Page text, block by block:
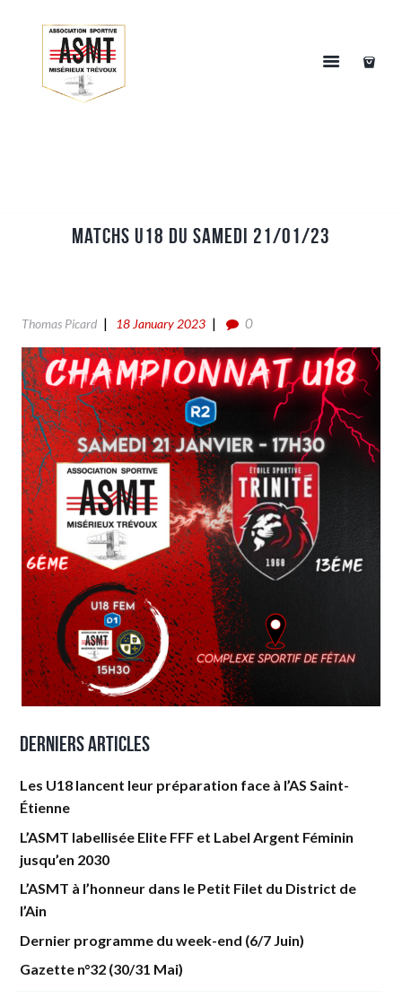
Matchs U18 du Samedi 21/01/23
Thomas Picard 18 January 2023 0
Derniers articles
Les U18 lancent leur préparation face à l’AS Saint-
Étienne
L’ASMT labellisée Elite FFF et Label Argent Féminin
jusqu’en 2030
L’ASMT à l’honneur dans le Petit Filet du District de
l’Ain
Dernier programme du week-end (6/7 Juin)
Gazette n°32 (30/31 Mai)